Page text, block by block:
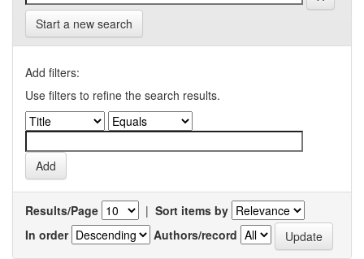
Start a new search
Add filters:
Use filters to refine the search results.
Results/Page | Sort items by
In order
Authors/record